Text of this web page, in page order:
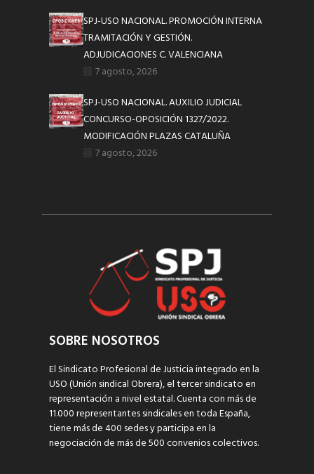
SPJ-USO NACIONAL. PROMOCIÓN INTERNA
TRAMITACIÓN Y GESTIÓN.
ADJUDICACIONES C. VALENCIANA
7 agosto, 2026
SPJ-USO NACIONAL. AUXILIO JUDICIAL
CONCURSO-OPOSICIÓN 1327/2022.
MODIFICACIÓN PLAZAS CATALUÑA
7 agosto, 2026
SOBRE NOSOTROS
El Sindicato Profesional de Justicia integrado en la
USO (Unión sindical Obrera), el tercer sindicato en
representación a nivel estatal. Cuenta con más de
11.000 representantes sindicales en toda España,
tiene más de 400 sedes y participa en la
negociación de más de 500 convenios colectivos.